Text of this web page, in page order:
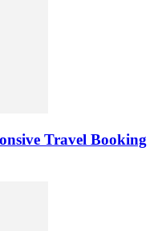
Travel Booking